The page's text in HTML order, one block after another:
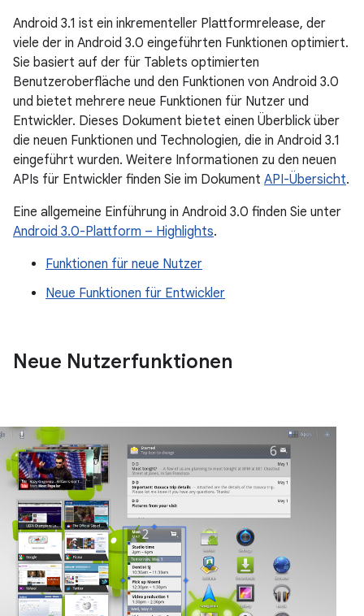
Android 3.1 ist ein inkrementeller Plattformrelease, der
viele der in Android 3.0 eingeführten Funktionen optimiert.
Sie basiert auf der für Tablets optimierten
Benutzeroberfläche und den Funktionen von Android 3.0
und bietet mehrere neue Funktionen für Nutzer und
Entwickler. Dieses Dokument bietet einen Überblick über
die neuen Funktionen und Technologien, die in Android 3.1
eingeführt wurden. Weitere Informationen zu den neuen
APIs für Entwickler finden Sie im Dokument API-Übersicht.
Eine allgemeine Einführung in Android 3.0 finden Sie unter
Android 3.0-Plattform – Highlights.
Funktionen für neue Nutzer
Neue Funktionen für Entwickler
Neue Nutzerfunktionen